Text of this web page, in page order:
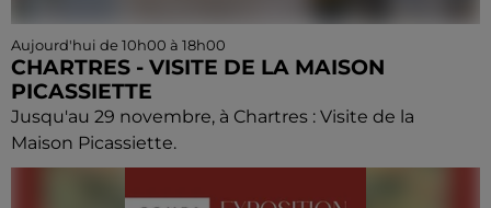
Aujourd'hui de 10h00 à 18h00
CHARTRES - VISITE DE LA MAISON
PICASSIETTE
Jusqu'au 29 novembre, à Chartres : Visite de la
Maison Picassiette.